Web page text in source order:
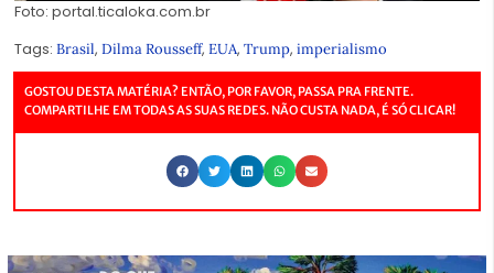
Foto: portal.ticaloka.com.br
Tags: Brasil, Dilma Rousseff, EUA, Trump, imperialismo
GOSTOU DESTA MATÉRIA? ENTÃO, POR FAVOR, PASSA PRA FRENTE.
COMPARTILHE EM TODAS AS SUAS REDES. NÃO CUSTA NADA, É SÓ CLICAR!